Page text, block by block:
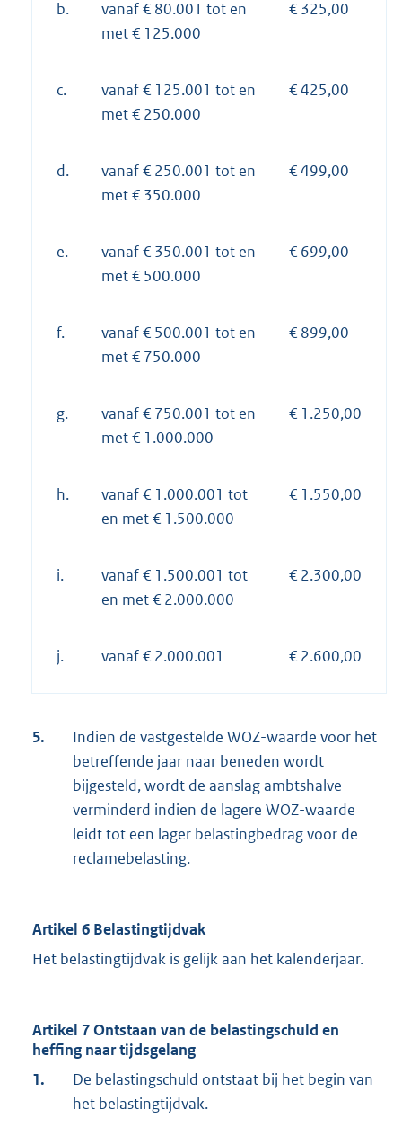
b.
vanaf € 80.001 tot en
met € 125.000
€ 325,00
c.
vanaf € 125.001 tot en
met € 250.000
€ 425,00
d.
vanaf € 250.001 tot en
met € 350.000
€ 499,00
e.
vanaf € 350.001 tot en
met € 500.000
€ 699,00
f.
vanaf € 500.001 tot en
met € 750.000
€ 899,00
g.
vanaf € 750.001 tot en
met € 1.000.000
€ 1.250,00
h.
vanaf € 1.000.001 tot
en met € 1.500.000
€ 1.550,00
i.
vanaf € 1.500.001 tot
en met € 2.000.000
€ 2.300,00
j. vanaf € 2.000.001 € 2.600,00
5.
Indien de vastgestelde WOZ-waarde voor het
betreffende jaar naar beneden wordt
bijgesteld, wordt de aanslag ambtshalve
verminderd indien de lagere WOZ-waarde
leidt tot een lager belastingbedrag voor de
reclamebelasting.
Artikel 6 Belastingtijdvak
Het belastingtijdvak is gelijk aan het kalenderjaar.
Artikel 7 Ontstaan van de belastingschuld en
heffing naar tijdsgelang
1.
De belastingschuld ontstaat bij het begin van
het belastingtijdvak.